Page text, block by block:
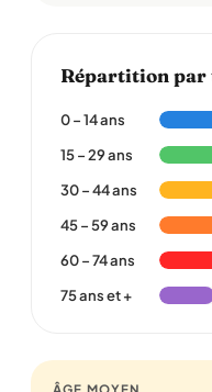
Répartition par
0 – 14 ans
15 – 29 ans
30 – 44 ans
45 – 59 ans
60 – 74 ans
75 ans et +